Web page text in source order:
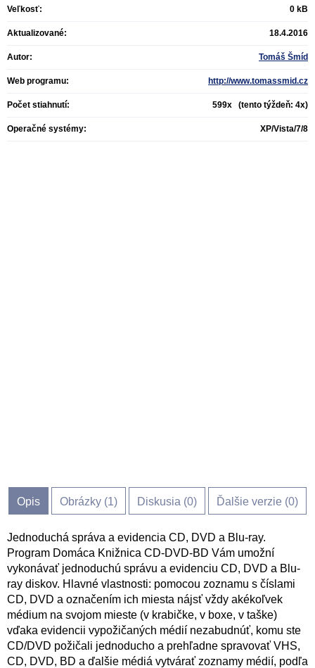
Veľkosť: 0 kB
Aktualizované: 18.4.2016
Autor: Tomáš Šmíd
Web programu: http://www.tomassmid.cz
Počet stiahnutí: 599x (tento týždeň: 4x)
Operačné systémy: XP/Vista/7/8
Opis Obrázky (1) Diskusia (0) Ďalšie verzie (0)
Jednoduchá správa a evidencia CD, DVD a Blu-ray.
Program Domáca Knižnica CD-DVD-BD Vám umožní
vykonávať jednoduchú správu a evidenciu CD, DVD a Blu-
ray diskov. Hlavné vlastnosti: pomocou zoznamu s číslami
CD, DVD a označením ich miesta nájsť vždy akékoľvek
médium na svojom mieste (v krabičke, v boxe, v taške)
vďaka evidencii vypožičaných médií nezabudnúť, komu ste
CD/DVD požičali jednoducho a prehľadne spravovať VHS,
CD, DVD, BD a ďalšie médiá vytvárať zoznamy médií, podľa